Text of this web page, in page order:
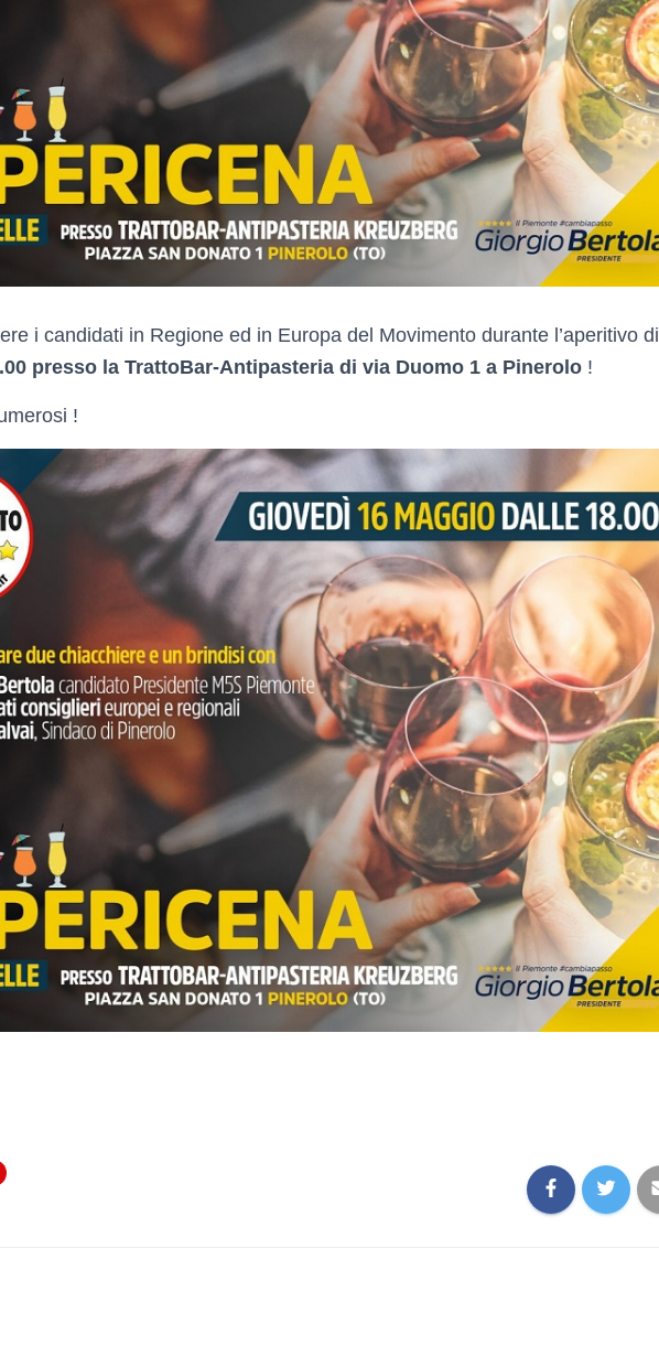
i candidati in Regione ed in Europa del Movimento durante l’aperitivo di
presso la TrattoBar-Antipasteria di via Duomo 1 a Pinerolo !
!